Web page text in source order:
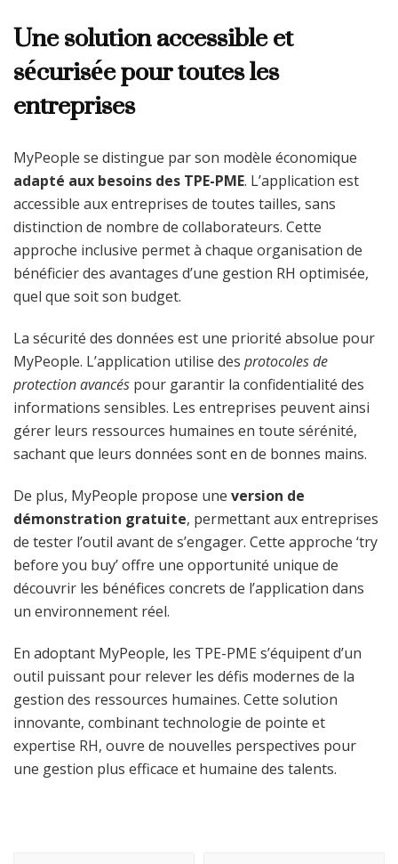
Une solution accessible et
sécurisée pour toutes les
entreprises
MyPeople se distingue par son modèle économique
adapté aux besoins des TPE-PME. L’application est
accessible aux entreprises de toutes tailles, sans
distinction de nombre de collaborateurs. Cette
approche inclusive permet à chaque organisation de
bénéficier des avantages d’une gestion RH optimisée,
quel que soit son budget.
La sécurité des données est une priorité absolue pour
MyPeople. L’application utilise des protocoles de
protection avancés pour garantir la confidentialité des
informations sensibles. Les entreprises peuvent ainsi
gérer leurs ressources humaines en toute sérénité,
sachant que leurs données sont en de bonnes mains.
De plus, MyPeople propose une version de
démonstration gratuite, permettant aux entreprises
de tester l’outil avant de s’engager. Cette approche ‘try
before you buy’ offre une opportunité unique de
découvrir les bénéfices concrets de l’application dans
un environnement réel.
En adoptant MyPeople, les TPE-PME s’équipent d’un
outil puissant pour relever les défis modernes de la
gestion des ressources humaines. Cette solution
innovante, combinant technologie de pointe et
expertise RH, ouvre de nouvelles perspectives pour
une gestion plus efficace et humaine des talents.